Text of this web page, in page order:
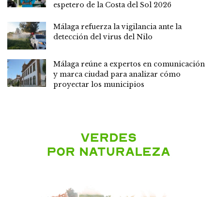
espetero de la Costa del Sol 2026
Málaga refuerza la vigilancia ante la
detección del virus del Nilo
Málaga reúne a expertos en comunicación
y marca ciudad para analizar cómo
proyectar los municipios